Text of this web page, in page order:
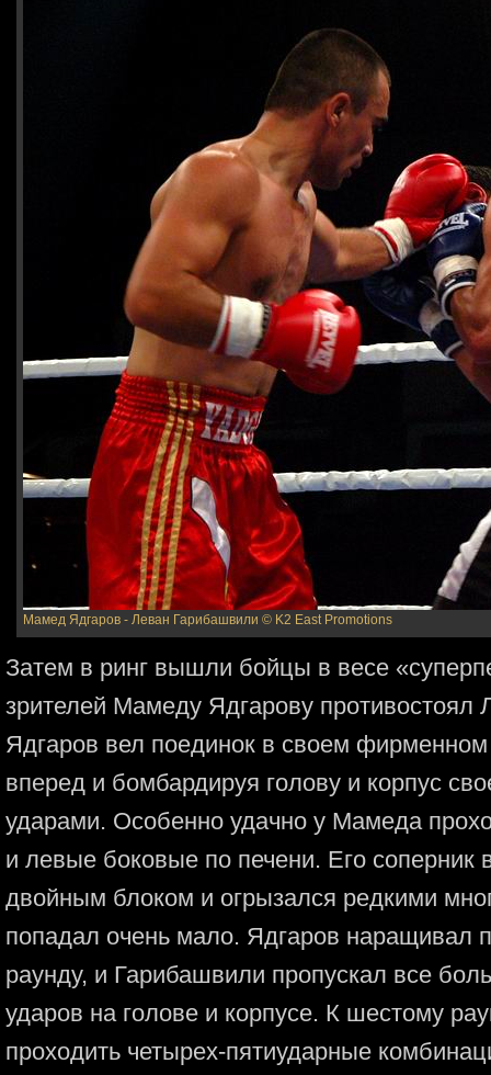
Мамед Ядгаров - Леван Гарибашвили © K2 East Promotions
Затем в ринг вышли бойцы в весе
зрителей Мамеду Ядгарову противостоял
Ядгаров вел поединок в своем
вперед и бомбардируя голову и корпус
ударами. Особенно удачно у Мамеда
и левые боковые по печени. Его соперник
двойным блоком и огрызался редкими
попадал очень мало. Ядгаров наращивал
раунду, и Гарибашвили пропускал все
ударов на голове и корпусе. К шестому
проходить четырех-пятиударные